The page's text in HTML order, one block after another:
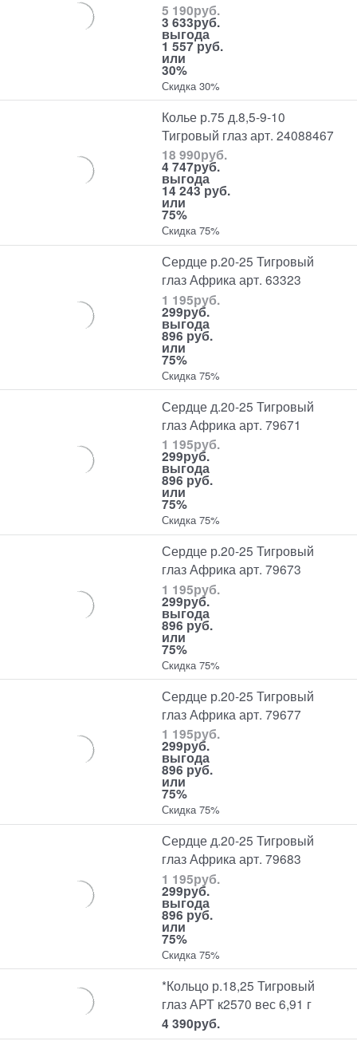
5 190руб.
3 633руб.
выгода
1 557 руб.
или
30%
Скидка 30%
Колье р.75 д.8,5-9-10
Тигровый глаз арт. 24088467
18 990руб.
4 747руб.
выгода
14 243 руб.
или
75%
Скидка 75%
Сердце р.20-25 Тигровый
глаз Африка арт. 63323
1 195руб.
299руб.
выгода
896 руб.
или
75%
Скидка 75%
Сердце д.20-25 Тигровый
глаз Африка арт. 79671
1 195руб.
299руб.
выгода
896 руб.
или
75%
Скидка 75%
Сердце р.20-25 Тигровый
глаз Африка арт. 79673
1 195руб.
299руб.
выгода
896 руб.
или
75%
Скидка 75%
Сердце р.20-25 Тигровый
глаз Африка арт. 79677
1 195руб.
299руб.
выгода
896 руб.
или
75%
Скидка 75%
Сердце д.20-25 Тигровый
глаз Африка арт. 79683
1 195руб.
299руб.
выгода
896 руб.
или
75%
Скидка 75%
*Кольцо р.18,25 Тигровый
глаз АРТ к2570 вес 6,91 г
4 390руб.